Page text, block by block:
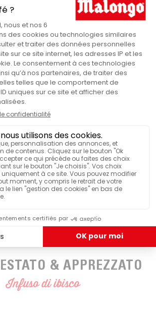
Frutti rossi
100
PIÙ FUNZIONALITÀ
D’INFUSIONE
DELL'ACQUA
& APPREZZATO
Infuso di ibisco